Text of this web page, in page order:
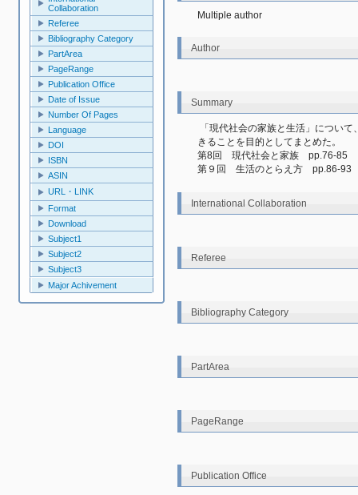
Collaboration
Referee
Bibliography Category
PartArea
PageRange
Publication Office
Date of Issue
Number Of Pages
Language
DOI
ISBN
ASIN
URL・LINK
Format
Download
Subject1
Subject2
Subject3
Major Achivement
Multiple author
Author
Summary
きることを目的としてまとめた。
第8回　現代社会と家族　pp.76-85
第９回　生活のとらえ方　pp.86-93
International Collaboration
Referee
Bibliography Category
PartArea
PageRange
Publication Office